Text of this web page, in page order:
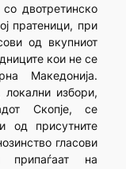
двотретинско
пратеници, при
од вкупниот
кои не се
Македонија.
избори,
Скопје, се
од присутните
гласови
припаѓаат на